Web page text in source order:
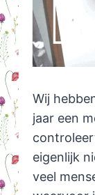
Wij
jaar een
eigenlijk
veel